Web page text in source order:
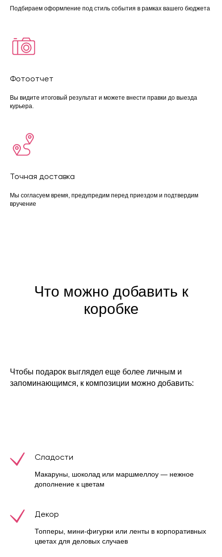
Подбираем оформление под стиль события в рамках вашего бюджета
Фотоотчет
Вы видите итоговый результат и можете внести правки до выезда
курьера.
Точная доставка
Мы согласуем время, предупредим перед приездом и подтвердим
вручение
Что можно добавить к
коробке
Чтобы подарок выглядел еще более личным и
запоминающимся, к композиции можно добавить:
Сладости
Макаруны, шоколад или маршмеллоу — нежное
дополнение к цветам
Декор
Топперы, мини-фигурки или ленты в корпоративных
цветах для деловых случаев